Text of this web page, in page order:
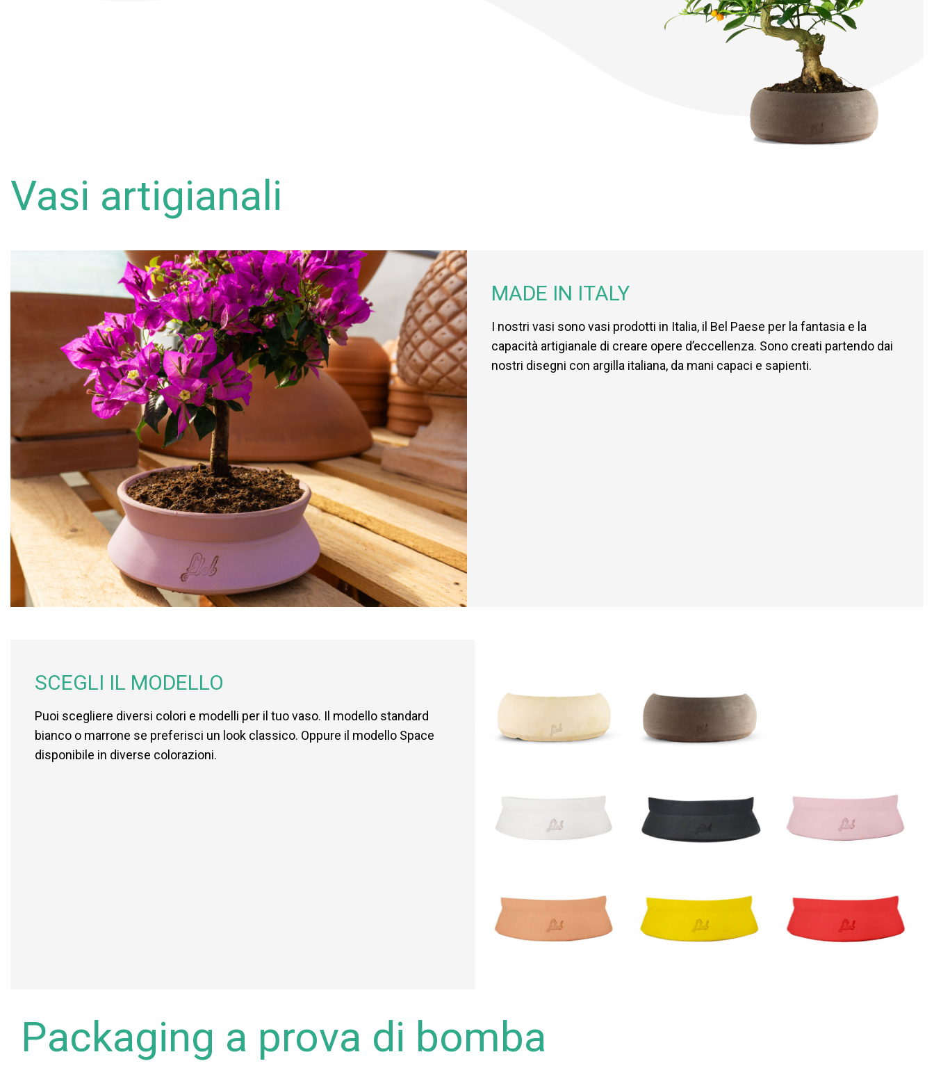
Vasi artigianali
MADE IN ITALY
I nostri vasi sono vasi prodotti in Italia, il Bel Paese per la fantasia e la
capacità artigianale di creare opere d’eccellenza. Sono creati partendo dai
nostri disegni con argilla italiana, da mani capaci e sapienti.
SCEGLI IL MODELLO
Puoi scegliere diversi colori e modelli per il tuo vaso. Il modello standard
bianco o marrone se preferisci un look classico. Oppure il modello Space
disponibile in diverse colorazioni.
Packaging a prova di bomba